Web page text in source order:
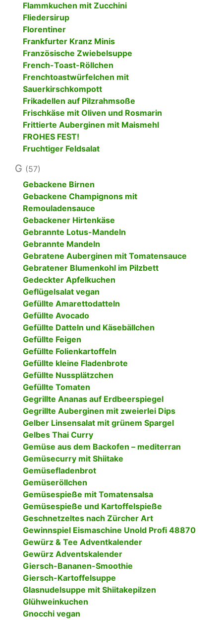
Flammkuchen mit Zucchini
Fliedersirup
Florentiner
Frankfurter Kranz Minis
Französische Zwiebelsuppe
French-Toast-Röllchen
Frenchtoastwürfelchen mit
Sauerkirschkompott
Frikadellen auf Pilzrahmsoße
Frischkäse mit Oliven und Rosmarin
Frittierte Auberginen mit Maismehl
FROHES FEST!
Fruchtiger Feldsalat
G (57)
Gebackene Birnen
Gebackene Champignons mit
Remouladensauce
Gebackener Hirtenkäse
Gebrannte Lotus-Mandeln
Gebrannte Mandeln
Gebratene Auberginen mit Tomatensauce
Gebratener Blumenkohl im Pilzbett
Gedeckter Apfelkuchen
Geflügelsalat vegan
Gefüllte Amarettodatteln
Gefüllte Avocado
Gefüllte Datteln und Käsebällchen
Gefüllte Feigen
Gefüllte Folienkartoffeln
Gefüllte kleine Fladenbrote
Gefüllte Nussplätzchen
Gefüllte Tomaten
Gegrillte Ananas auf Erdbeerspiegel
Gegrillte Auberginen mit zweierlei Dips
Gelber Linsensalat mit grünem Spargel
Gelbes Thai Curry
Gemüse aus dem Backofen – mediterran
Gemüsecurry mit Shiitake
Gemüsefladenbrot
Gemüseröllchen
Gemüsespieße mit Tomatensalsa
Gemüsespieße und Kartoffelspieße
Geschnetzeltes nach Zürcher Art
Gewinnspiel Eismaschine Unold Profi 48870
Gewürz & Tee Adventkalender
Gewürz Adventskalender
Giersch-Bananen-Smoothie
Giersch-Kartoffelsuppe
Glasnudelsuppe mit Shiitakepilzen
Glühweinkuchen
Gnocchi vegan